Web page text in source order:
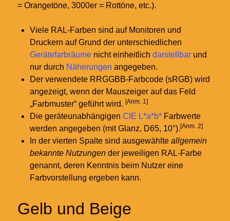
= Orangetöne, 3000er = Rottöne, etc.).
Viele RAL-Farben sind auf Monitoren und
Druckern auf Grund der unterschiedlichen
Gerätefarbräume nicht einheitlich darstellbar und
nur durch Näherungen angegeben.
Der verwendete RRGGBB-Farbcode (sRGB) wird
angezeigt, wenn der Mauszeiger auf das Feld
„Farbmuster“ geführt wird. [Anm. 1]
Die geräteunabhängigen CIE L*a*b* Farbwerte
werden angegeben (mit Glanz, D65, 10°).[Anm. 2]
In der vierten Spalte sind ausgewählte allgemein
bekannte Nutzungen der jeweiligen RAL-Farbe
genannt, deren Kenntnis beim Nutzer eine
Farbvorstellung ergeben kann.
Gelb und Beige